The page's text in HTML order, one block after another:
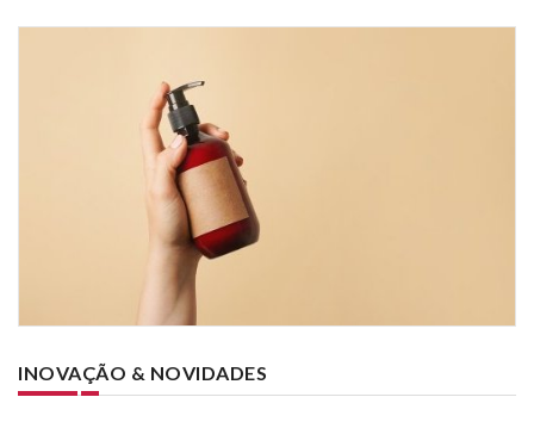
INOVAÇÃO & NOVIDADES